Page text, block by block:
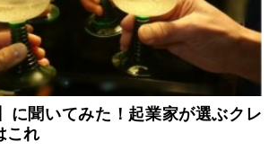
に聞いてみた！起業家が選ぶクレ
これ